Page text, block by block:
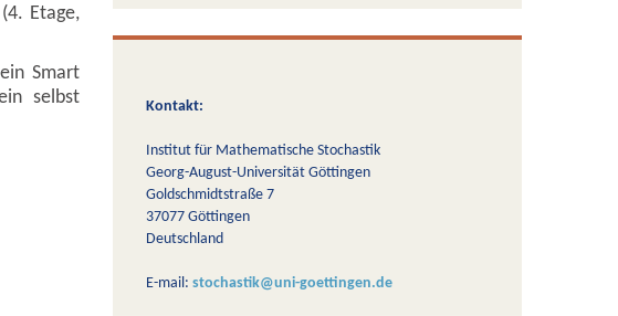
Etage,
Smart
selbst
Kontakt:
Institut für Mathematische Stochastik
Georg-August-Universität Göttingen
Goldschmidtstraße 7
37077 Göttingen
Deutschland
E-mail: stochastik@uni-goettingen.de